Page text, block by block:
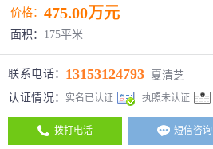
价格： 475.00万元
面积： 175平米
联系电话： 13153124793 夏清芝
认证情况：
实名已认证 执照未认证
拨打电话 短信咨询